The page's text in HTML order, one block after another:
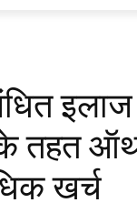
इलाज
के तहत
खर्च